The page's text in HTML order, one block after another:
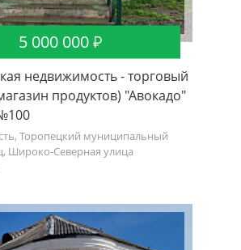
5 000 000
недвижимость - торговый
продуктов) "Авокадо"
Торопецкий муниципальный
Широко-Северная улица